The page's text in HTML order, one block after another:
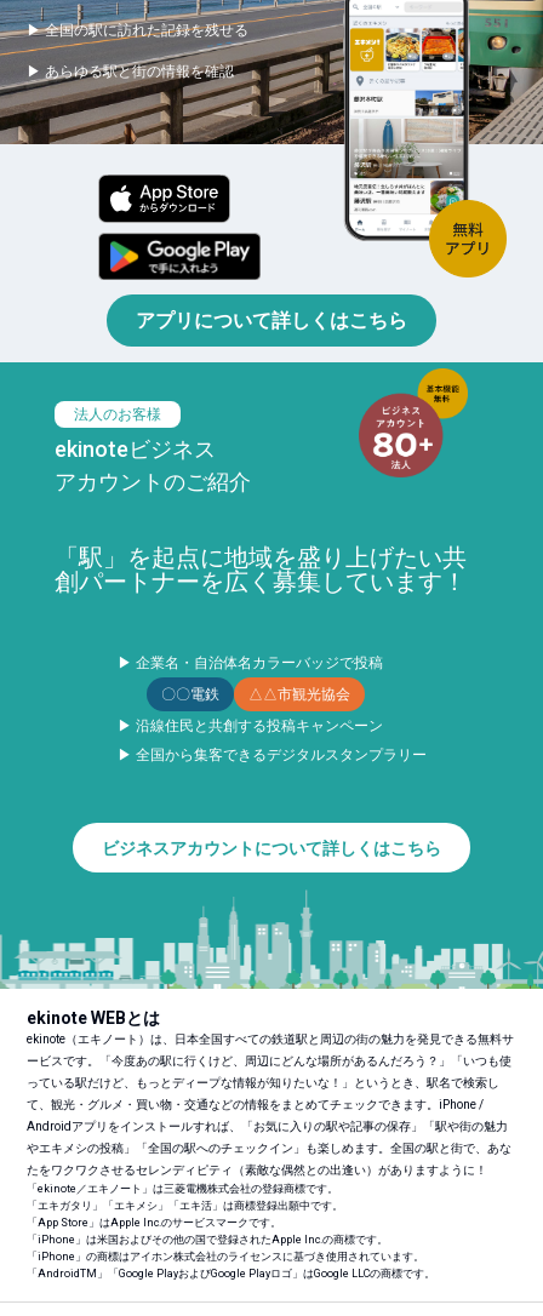
▶ 全国の駅に訪れた記録を残せる
▶ あらゆる駅と街の情報を確認
アプリについて詳しくはこちら
法人のお客様
ekinoteビジネス
アカウントのご紹介
「駅」を起点に地域を盛り上げたい共
創パートナーを広く募集しています！
▶ 企業名・自治体名カラーバッジで投稿
〇〇電鉄
△△市観光協会
▶ 沿線住民と共創する投稿キャンペーン
▶ 全国から集客できるデジタルスタンプラリー
ビジネスアカウントについて詳しくはこちら
ekinote WEBとは
ekinote（エキノート）は、日本全国すべての鉄道駅と周辺の街の魅力を発見できる無料サ
ービスです。「今度あの駅に行くけど、周辺にどんな場所があるんだろう？」「いつも使
っている駅だけど、もっとディープな情報が知りたいな！」というとき、駅名で検索し
て、観光・グルメ・買い物・交通などの情報をまとめてチェックできます。iPhone /
Androidアプリをインストールすれば、「お気に入りの駅や記事の保存」「駅や街の魅力
やエキメシの投稿」「全国の駅へのチェックイン」も楽しめます。全国の駅と街で、あな
たをワクワクさせるセレンディピティ（素敵な偶然との出逢い）がありますように！
「ekinote／エキノート」は三菱電機株式会社の登録商標です。
「エキガタリ」「エキメシ」「エキ活」は商標登録出願中です。
「App Store」はApple Inc.のサービスマークです。
「iPhone」は米国およびその他の国で登録されたApple Inc.の商標です。
「iPhone」の商標はアイホン株式会社のライセンスに基づき使用されています。
「AndroidTM 」「Google PlayおよびGoogle Playロゴ」はGoogle LLCの商標です。